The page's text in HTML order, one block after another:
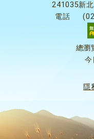
241035新
電話
總瀏
今
隱